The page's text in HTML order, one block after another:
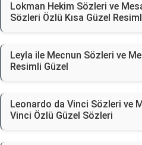
Lokman Hekim Sözleri ve
Sözleri Özlü Kısa Güzel
Leyla ile Mecnun Sözleri ve
Resimli Güzel
Leonardo da Vinci Sözleri ve
Vinci Özlü Güzel Sözleri